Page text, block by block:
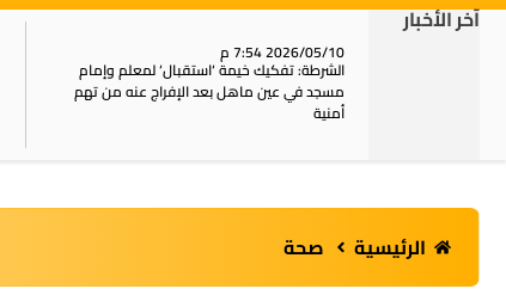
آخر الأخبار
2026/05/10 7:54 م
الشرطة: تفكيك خيمة ‘استقبال‘ لمعلم وإمام
مسجد في عين ماهل بعد الإفراج عنه من تهم
أمنية
الرئيسية صحة